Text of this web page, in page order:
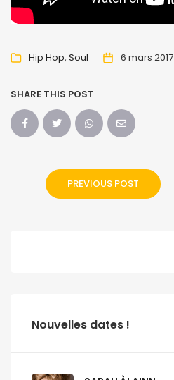
Hip Hop Soul 6 mars 2017
SHARE THIS POST
PREVIOUS POST
Nouvelles dates !